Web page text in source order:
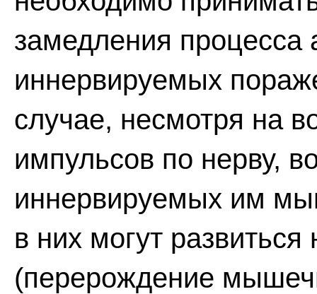
замедления
иннервируемых
случае, несмотря на
импульсов по нерву,
иннервируемых им
в них могут
(перерождение